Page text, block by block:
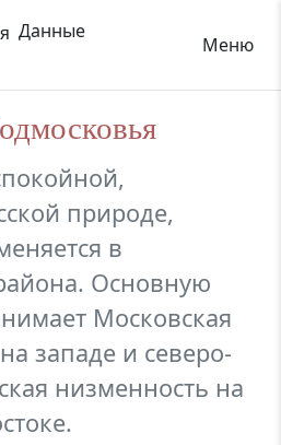
Данные
Меню
природе,
в
Основную
Московская
западе и северо-
низменность на